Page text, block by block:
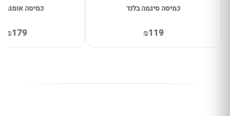
כמיסה סיגמה בלנד
₪119
כמיסה אומגה
₪179